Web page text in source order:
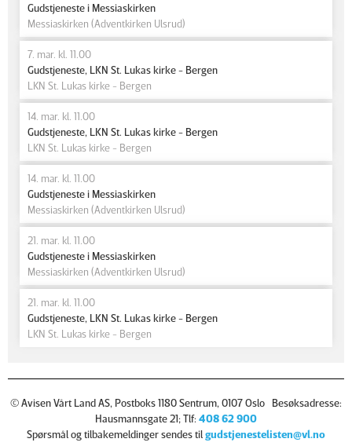
Gudstjeneste i Messiaskirken
Messiaskirken (Adventkirken Ulsrud)
7. mar. kl. 11.00
Gudstjeneste, LKN St. Lukas kirke - Bergen
LKN St. Lukas kirke - Bergen
14. mar. kl. 11.00
Gudstjeneste, LKN St. Lukas kirke - Bergen
LKN St. Lukas kirke - Bergen
14. mar. kl. 11.00
Gudstjeneste i Messiaskirken
Messiaskirken (Adventkirken Ulsrud)
21. mar. kl. 11.00
Gudstjeneste i Messiaskirken
Messiaskirken (Adventkirken Ulsrud)
21. mar. kl. 11.00
Gudstjeneste, LKN St. Lukas kirke - Bergen
LKN St. Lukas kirke - Bergen
© Avisen Vårt Land AS, Postboks 1180 Sentrum, 0107 Oslo Besøksadresse:
Hausmannsgate 21; Tlf: 408 62 900
Spørsmål og tilbakemeldinger sendes tilgudstjenestelisten@vl.no